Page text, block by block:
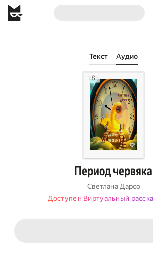
Текст Аудио
Период червяка
Светлана Дарсо
Доступен Виртуальный